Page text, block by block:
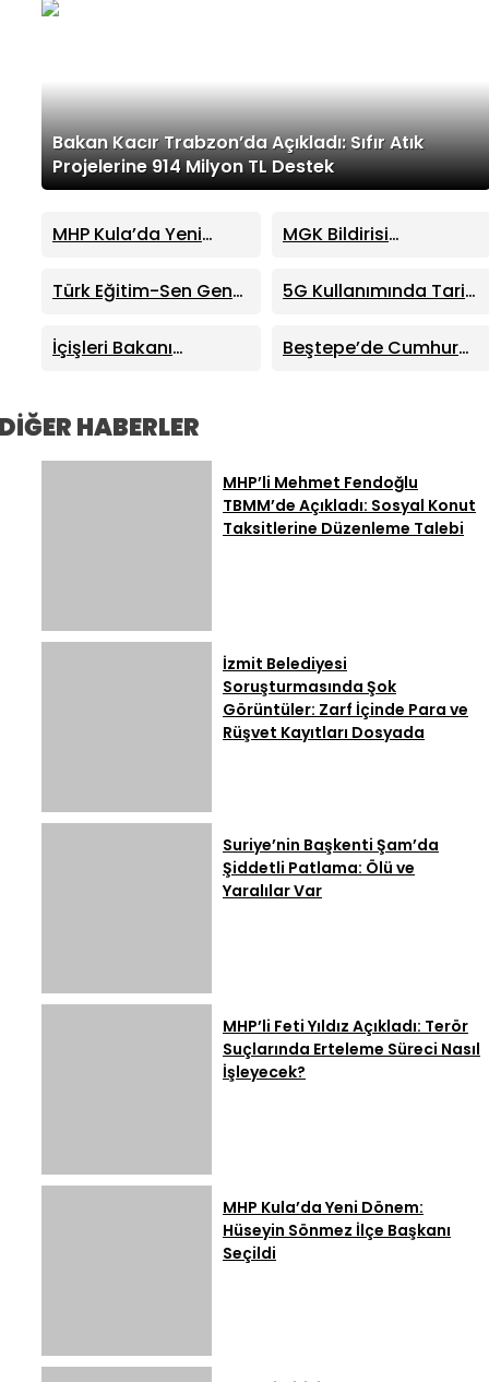
Bakan Kacır Trabzon’da Açıkladı: Sıfır Atık
Projelerine 914 Milyon TL Destek
MHP Kula’da Yeni
Sönmez İlçe Başkanı
Seçildi
MGK Bildirisi
Türkiye Süreci ve Kritik
Dış Politika Mesajları
Türk Eğitim-Sen Genel
MHP Lideri Bahçeli’nin
Eğitim Mesajları Son
5G Kullanımında Tarihi
Milyon Abone
İçişleri Bakanı
Devletimizin Sarsılmaz
İradesidir”
Beştepe’de Cumhur
HABERLER
MHP’li Mehmet Fendoğlu
TBMM’de Açıkladı: Sosyal Konut
Taksitlerine Düzenleme Talebi
İzmit Belediyesi
Soruşturmasında Şok
Görüntüler: Zarf İçinde Para ve
Rüşvet Kayıtları Dosyada
Suriye’nin Başkenti Şam’da
Şiddetli Patlama: Ölü ve
Yaralılar Var
MHP’li Feti Yıldız Açıkladı: Terör
Suçlarında Erteleme Süreci Nasıl
İşleyecek?
MHP Kula’da Yeni Dönem:
Hüseyin Sönmez İlçe Başkanı
Seçildi